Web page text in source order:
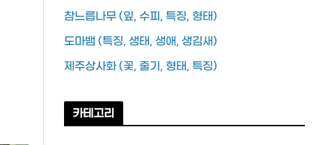
참느릅나무 (잎, 수피, 특징, 형태)
도마뱀 (특징, 생태, 생애, 생김새)
제주상사화 (꽃, 줄기, 형태, 특징)
카테고리